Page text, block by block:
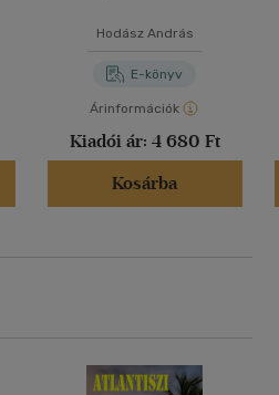
Hodász András
E-könyv
Árinformációk
Kiadói ár: 4 680 Ft
Kosárba